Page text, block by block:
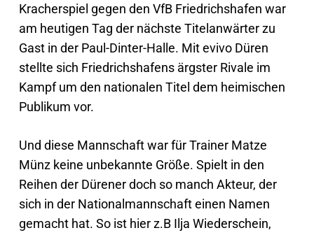
Kracherspiel gegen den VfB Friedrichshafen war
am heutigen Tag der nächste Titelanwärter zu
Gast in der Paul-Dinter-Halle. Mit evivo Düren
stellte sich Friedrichshafens ärgster Rivale im
Kampf um den nationalen Titel dem heimischen
Publikum vor.
Und diese Mannschaft war für Trainer Matze
Münz keine unbekannte Größe. Spielt in den
Reihen der Dürener doch so manch Akteur, der
sich in der Nationalmannschaft einen Namen
gemacht hat. So ist hier z.B Ilja Wiederschein,